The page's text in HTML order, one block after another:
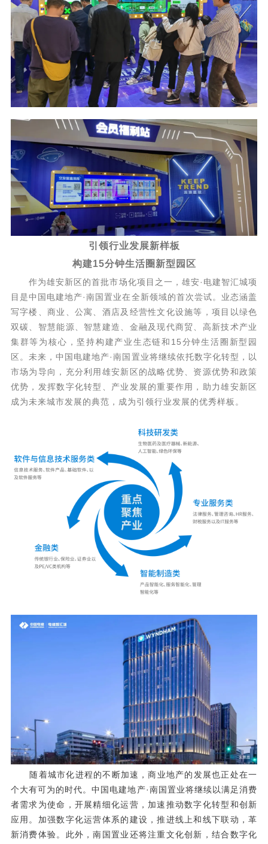
引领行业发展新样板
构建15分钟生活圈新型园区
作为雄安新区的首批市场化项目之一，雄安·电建智汇城项
目是中国电建地产·南国置业在全新领域的首次尝试。业态涵盖
写字楼、商业、公寓、酒店及经营性文化设施等，项目以绿色
双碳、智慧能源、智慧建造、金融及现代商贸、高新技术产业
集群等为核心，坚持构建产业生态链和15分钟生活圈新型园
区。未来，中国电建地产·南国置业将继续依托数字化转型，以
市场为导向，充分利用雄安新区的战略优势、资源优势和政策
优势，发挥数字化转型、产业发展的重要作用，助力雄安新区
成为未来城市发展的典范，成为引领行业发展的优秀样板。
随着城市化进程的不断加速，商业地产的发展也正处在一
个大有可为的时代。中国电建地产·南国置业将继续以满足消费
者需求为使命，开展精细化运营，加速推动数字化转型和创新
应用。加强数字化运营体系的建设，推进线上和线下联动，革
新消费体验。此外，南国置业还将注重文化创新，结合数字化